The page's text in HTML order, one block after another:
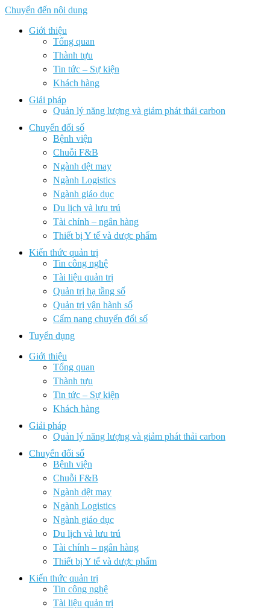
Chuyển đến nội dung
Giới thiệu
Tổng quan
Thành tựu
Tin tức – Sự kiện
Khách hàng
Giải pháp
Quản lý năng lượng và giảm phát thải carbon
Chuyển đổi số
Bệnh viện
Chuỗi F&B
Ngành dệt may
Ngành Logistics
Ngành giáo dục
Du lịch và lưu trú
Tài chính – ngân hàng
Thiết bị Y tế và dược phẩm
Kiến thức quản trị
Tin công nghệ
Tài liệu quản trị
Quản trị hạ tầng số
Quản trị vận hành số
Cẩm nang chuyển đổi số
Tuyển dụng
Giới thiệu
Tổng quan
Thành tựu
Tin tức – Sự kiện
Khách hàng
Giải pháp
Quản lý năng lượng và giảm phát thải carbon
Chuyển đổi số
Bệnh viện
Chuỗi F&B
Ngành dệt may
Ngành Logistics
Ngành giáo dục
Du lịch và lưu trú
Tài chính – ngân hàng
Thiết bị Y tế và dược phẩm
Kiến thức quản trị
Tin công nghệ
Tài liệu quản trị